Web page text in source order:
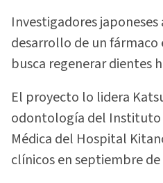
Investigadores japoneses
desarrollo de un
busca regenerar dientes
El proyecto lo lidera
odontología del Instituto
Médica del Hospital
clínicos en septiembre de